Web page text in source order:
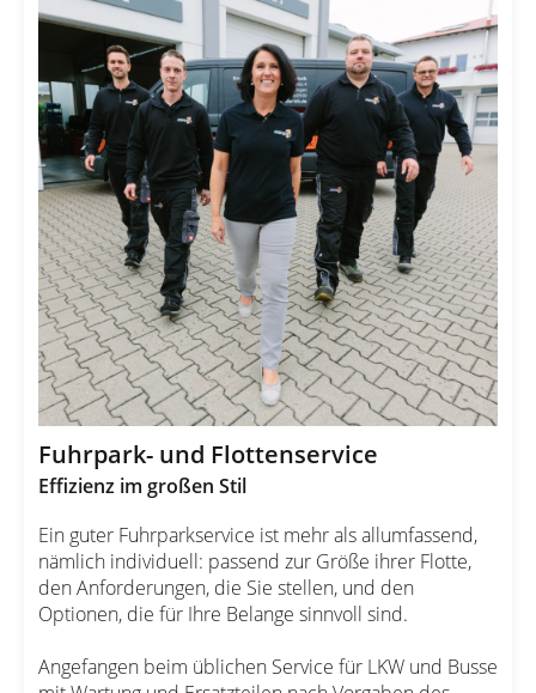
Fuhrpark- und Flottenservice
Effizienz im großen Stil
Ein guter Fuhrparkservice ist mehr als allumfassend,
nämlich individuell: passend zur Größe ihrer Flotte,
den Anforderungen, die Sie stellen, und den
Optionen, die für Ihre Belange sinnvoll sind.
Angefangen beim üblichen Service für LKW und Busse